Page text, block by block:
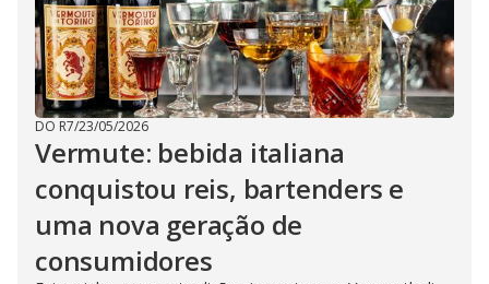
DO R7/23/05/2026
Vermute: bebida italiana
conquistou reis, bartenders e
uma nova geração de
consumidores